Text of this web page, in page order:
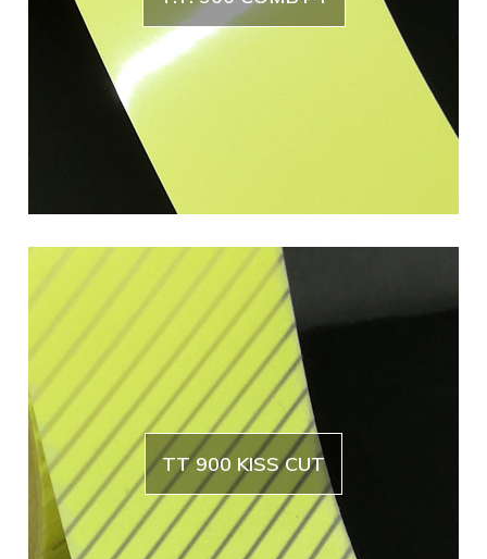
TT 900 KISS CUT